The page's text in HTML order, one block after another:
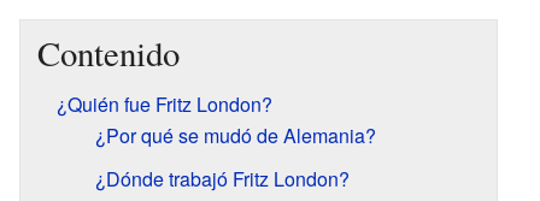
Contenido
¿Quién fue Fritz London?
¿Por qué se mudó de Alemania?
¿Dónde trabajó Fritz London?